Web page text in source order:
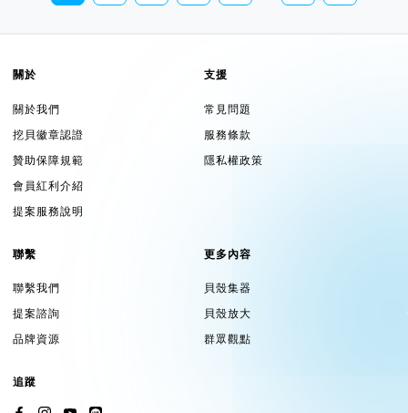
關於
關於我們
挖貝徽章認證
贊助保障規範
會員紅利介紹
提案服務說明
支援
常見問題
服務條款
隱私權政策
聯繫
聯繫我們
提案諮詢
品牌資源
更多內容
貝殼集器
貝殼放大
群眾觀點
追蹤